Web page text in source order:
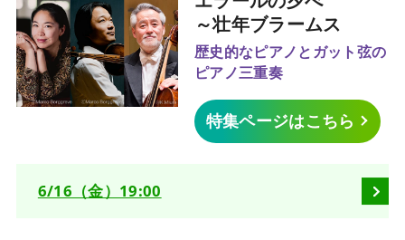
～壮年ブラームス
歴史的なピアノとガット弦の
ピアノ三重奏
特集ページはこちら
6/16（金）19:00